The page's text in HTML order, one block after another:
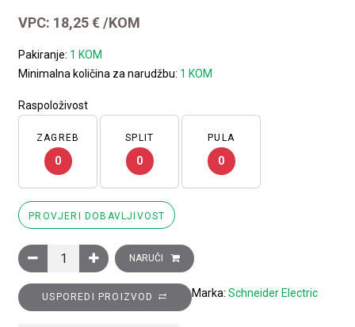
VPC: 18,25€ /KOM
Pakiranje: 1 KOM
Minimalna količina za narudžbu: 1 KOM
Raspoloživost
ZAGREB
0
SPLIT
0
PULA
0
PROVJERI DOBAVLJIVOST
Glava upuštene zelene svjetleće preklopke, 3 položaja,
NARUČI
USPOREDI PROIZVOD Marka: Schneider Electric